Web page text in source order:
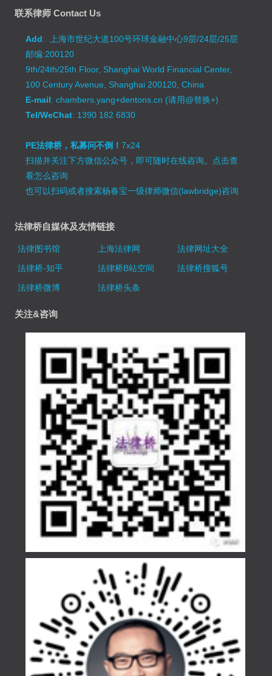
联系律师 Contact Us
Add: 上海市世纪大道100号环球金融中心9层/24层/25层
邮编:200120
9th/24th/25th Floor, Shanghai World Financial Center,
100 Century Avenue, Shanghai 200120, China
E-mail: chambers.yang+dentons.cn (请用@替换+)
Tel/WeChat: 1390 182 6830
PE法律桥，私募问不倒！7x24
扫描并关注下方微信公众号，即可随时在线咨询。 点击查
看怎么咨询
也可以扫码或者搜索杨春宝一级律师微信(lawbridge)咨询
法律桥自媒体及友情链接
法律图书馆 上海法律网
法律网址大全
法律桥-知乎
法律桥B站空间
法律桥搜狐号
法律桥微博
法律桥头条
关注&咨询